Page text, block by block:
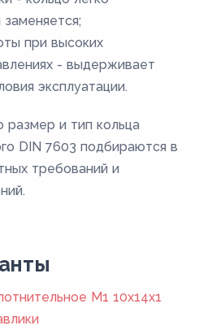
при высоких
- выдерживает
эксплуатации.
размер и тип кольца
DIN 7603 подбираются в
требований и
М1 10х14х1